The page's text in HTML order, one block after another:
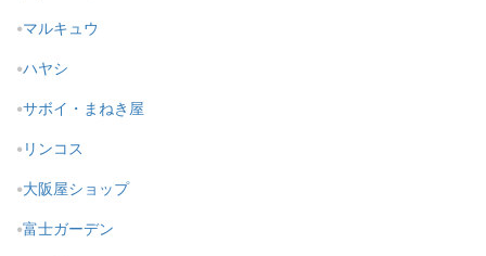
マルキュウ
ハヤシ
サボイ・まねき屋
リンコス
大阪屋ショップ
富士ガーデン